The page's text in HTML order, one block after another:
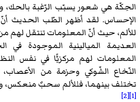
الحِكّة هي شعور يسبّب الرّغبة
الإحساس. لقد أظهر الطّب الحديث أنّ
للألم، حيث أنّ المعلومات تنتقل لهم
العديمة الميالينية الموجودة في
المعلومات لهم مركزيًّا في نفس
النّخاع الشّوكي وحزمة من الأعصاب،
تختلف بينهما، فللألم سحبٌ منعكس،
[1]
[2]